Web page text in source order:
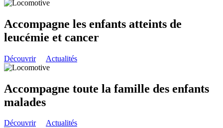
Accompagne les enfants atteints de
leucémie et cancer
Découvrir Actualités
Accompagne toute la famille des enfants
malades
Découvrir Actualités